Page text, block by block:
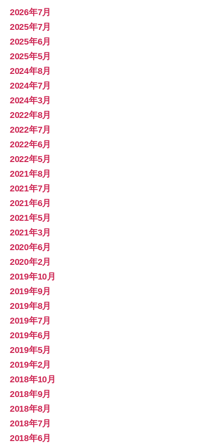
2026年7月
2025年7月
2025年6月
2025年5月
2024年8月
2024年7月
2024年3月
2022年8月
2022年7月
2022年6月
2022年5月
2021年8月
2021年7月
2021年6月
2021年5月
2021年3月
2020年6月
2020年2月
2019年10月
2019年9月
2019年8月
2019年7月
2019年6月
2019年5月
2019年2月
2018年10月
2018年9月
2018年8月
2018年7月
2018年6月